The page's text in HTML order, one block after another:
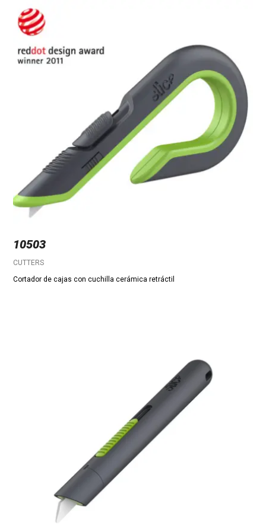
10503
CUTTERS
Cortador de cajas con cuchilla cerámica retráctil